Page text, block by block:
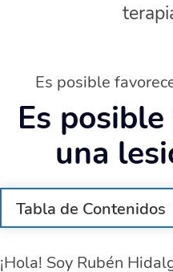
Es posible
Es
una
Tabla de Contenidos
Alimentos y
¡Hola! Soy Rubén